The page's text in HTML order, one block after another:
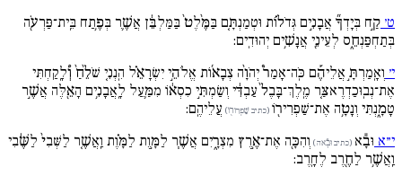
ט׳ קַ֣ח בְּיָדְךָ֞ אֲבָנִ֣ים גְּדֹל֗וֹת וּטְמַנְתָּ֚ם בַּמֶּ֙לֶט֙ בַּמַּלְבֵּ֔ן אֲשֶׁ֛ר בְּפֶ֥תַח בֵּֽית־פַּרְעֹ֖ה
בְּתַחְפַּנְחֵ֑ס לְעֵינֵ֖י אֲנָשִׁ֥ים יְהוּדִֽים:
י׳ וְאָֽמַרְתָּ֣ אֲלֵיהֶ֡ם כֹּֽה־אָמַר֩ יְהֹוָ֨ה צְבָא֜וֹת אֱלֹהֵ֣י יִשְׂרָאֵ֗ל הִֽנְנִ֚י שֹׁלֵ֙חַ֙ וְ֠לָֽקַחְתִּי
אֶת־נְבֽוּכַדְרֶאצַּ֚ר מֶֽלֶךְ־בָּבֶל֙ עַבְדִּ֔י וְשַׂמְתִּ֣י כִסְא֔וֹ מִמַּ֛עַל לָֽאֲבָנִ֥ים הָאֵ֖לֶּה אֲשֶׁ֣ר
טָמָ֑נְתִּי וְנָטָ֥ה אֶת־שַׁפְרִיר֖וֹ (כתיב שַׁפְרִור֖וֹ) עֲלֵיהֶֽם:
י״א וּבָ֕א (כתיב וּבָ֕אה) וְהִכָּ֖ה אֶת־אֶ֣רֶץ מִצְרָ֑יִם אֲשֶׁ֧ר לַמָּ֣וֶת לַמָּ֗וֶת וַֽאֲשֶׁ֚ר לַשְּׁבִי֙ לַשֶּׁ֔בִי
וַֽאֲשֶׁ֥ר לַחֶ֖רֶב לֶחָֽרֶב: